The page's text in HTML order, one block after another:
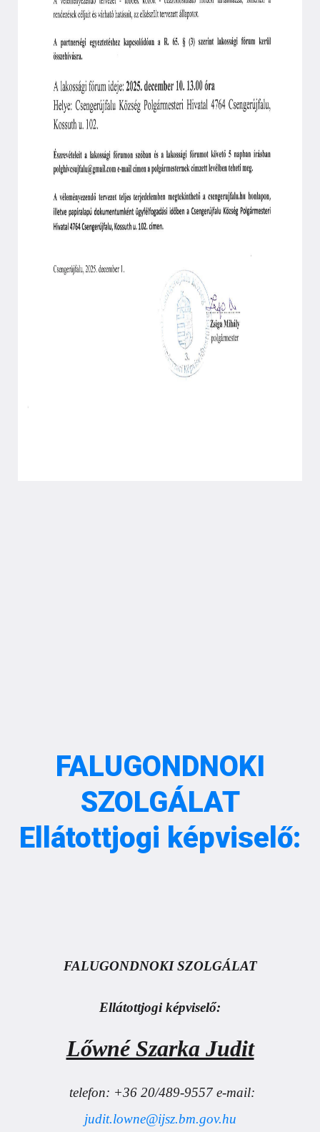
FALUGONDNOKI
SZOLGÁLAT
Ellátottjogi képviselő:
FALUGONDNOKI SZOLGÁLAT
Ellátottjogi képviselő:
Lőwné Szarka Judit
telefon: +36 20/489-9557 e-mail:
judit.lowne@ijsz.bm.gov.hu